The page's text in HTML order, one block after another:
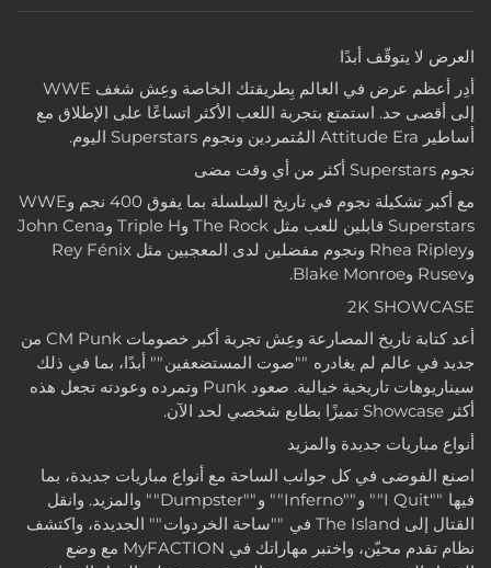
العرض لا يتوقّف أبدًا
أدِر أعظم عرض في العالم بِطريقتك الخاصة وعِش شغف WWE
إلى أقصى حد. استمتع بتجربة اللعب الأكثر اتساعًا على الإطلاق مع
أساطير Attitude Era المُتمردين ونجوم Superstars اليوم.
نجوم Superstars أكثر من أي وقت مضى
مع أكبر تشكيلة نجوم في تاريخ السِلسلة بما يفوق 400 نجم وWWE
Superstars قابلين للعب مثل The Rock وTriple H وJohn Cena
وRhea Ripley ونجوم مفضلين لدى المعجبين مثل Rey Fénix
وRusev وBlake Monroe.
2K SHOWCASE
أعد كتابة تاريخ المصارعة وعِش تجربة أكبر خصومات CM Punk من
جديد في عالم لم يغادره ""صوت المستضعفين"" أبدًا، بما في ذلك
سيناريوهات تاريخية خيالية. صعود Punk وتمرده وعودته تجعل هذه
أكثر Showcase تميزًا بطابع شخصي لحد الآن.
أنواع مباريات جديدة والمزيد
اصنع الفوضى في كل جوانب الساحة مع أنواع مباريات جديدة، بما
فيها ""I Quit"" و""Inferno"" و""Dumpster"" والمزيد. وانقل
القتال إلى The Island في ""ساحة الخردوات"" الجديدة، واكتشف
نظام تقدم محيّن، واختبر مهاراتك في MyFACTION مع وضع